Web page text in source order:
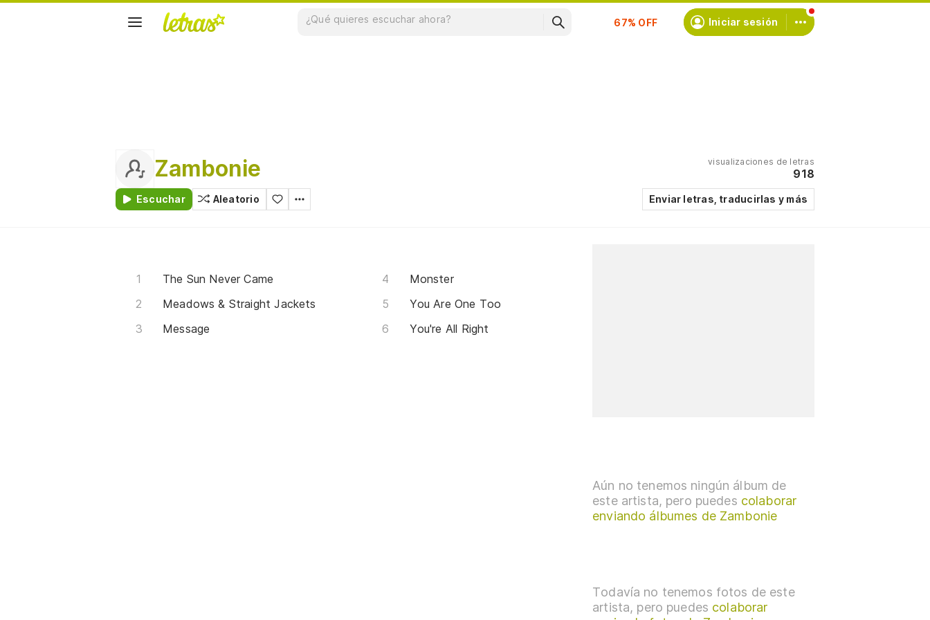
Iniciar sesión
Zambonie
Escuchar Aleatorio
visualizaciones de letras
918
Enviar letras, traducirlas y más
The Sun Never Came
Meadows & Straight Jackets
Message
Monster
You Are One Too
You're All Right
Aún no tenemos ningún álbum de
este artista, pero puedes colaborar
enviando álbumes de Zambonie
Todavía no tenemos fotos de este
artista, pero puedes colaborar